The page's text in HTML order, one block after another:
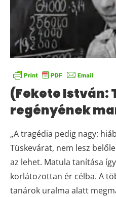
(Fekete István:
regényének
„A tragédia pedig nagy:
Tüskevárat, nem lesz
az lehet. Matula tanítása
korlátozottan ér célba. A
tanárok uralma alatt